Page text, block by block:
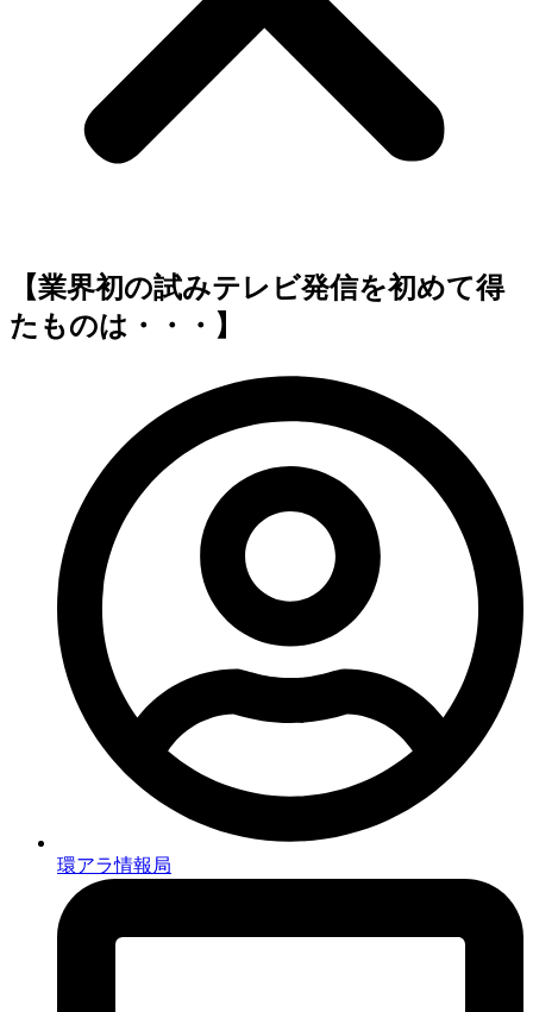
【業界初の試みテレビ発信を初めて得
たものは・・・】
環アラ情報局